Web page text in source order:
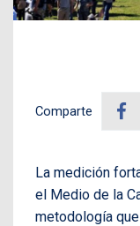
Comparte
La medición
el Medio de la
metodología